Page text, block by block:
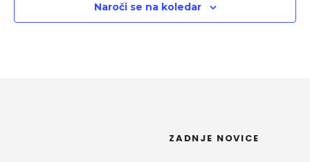
Naroči se na koledar
ZADNJE NOVICE